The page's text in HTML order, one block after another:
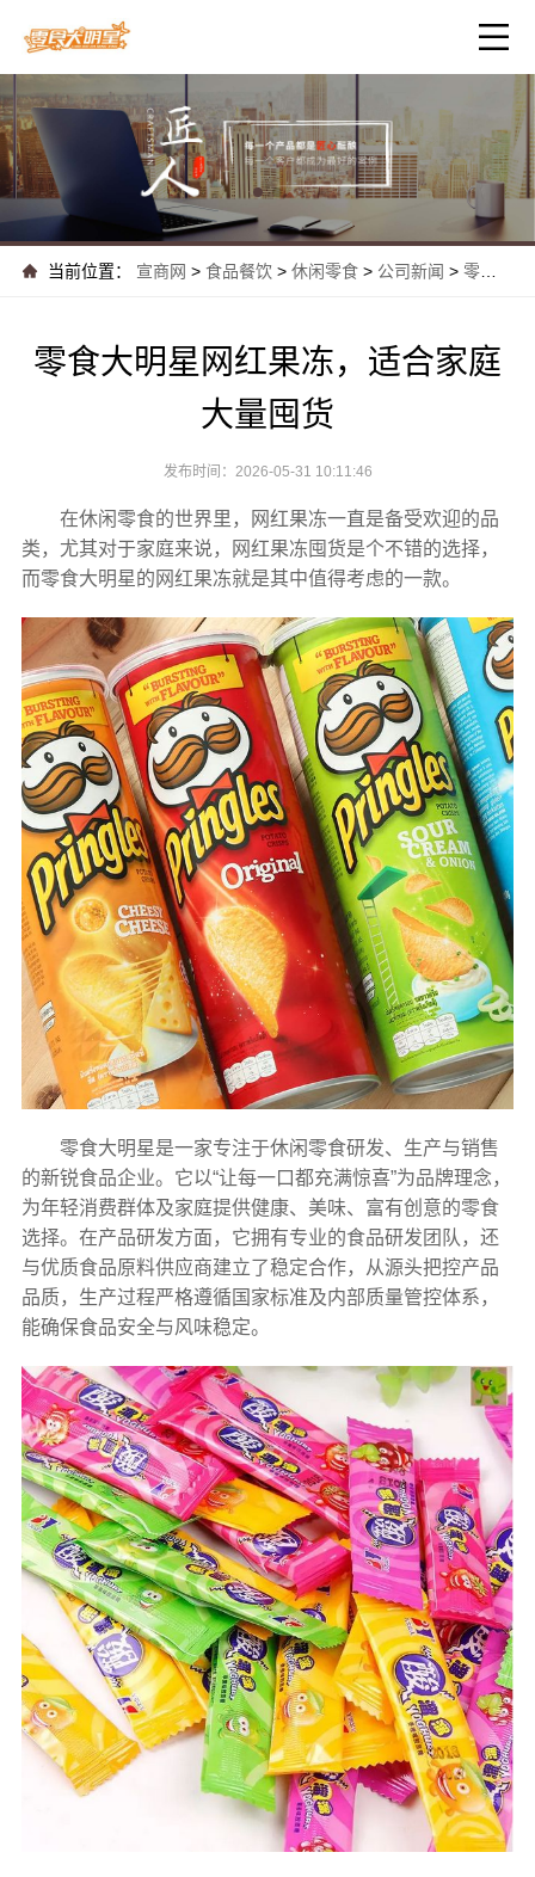
当前位置： 宣商网> 食品餐饮 > 休闲零食> 公司新闻 > 零食大明星网红果冻，适合家庭大量囤货
零食大明星网红果冻，适合家庭
大量囤货
发布时间：2026-05-31 10:11:46
在休闲零食的世界里，网红果冻一直是备受欢迎的品
类，尤其对于家庭来说，
网红果冻囤货是个不错的选择，
而零食大明星的网红果冻就是其中值得考虑的一款。
零食大明星是一家专注于休闲零食研发、生产与销售
的新锐食品企业。它以“让每一口都充满惊喜”为品牌理念，
为年轻消费群体及家庭提供健康、美味、富有创意的零食
选择。在产品研发方面，它拥有专业的食品研发团队，还
与优质食品原料供应商建立了稳定合作，从源头把控产品
品质，生产过程严格遵循国家标准及内部质量管控体系，
能确保食品安全与风味稳定。